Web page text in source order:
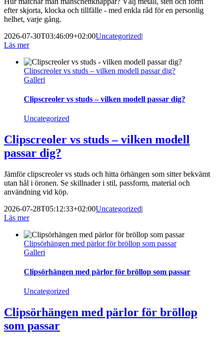
efter skjorta, klocka och tillfälle - med enkla råd för en personlig
helhet, varje gång.
2026-07-30T03:46:09+02:00Uncategorized|
Läs mer
Clipscreoler vs studs – vilken modell passar dig?
Galleri
Clipscreoler vs studs – vilken modell passar dig?
Uncategorized
Clipscreoler vs studs – vilken modell
passar dig?
Jämför clipscreoler vs studs och hitta örhängen som sitter bekvämt
utan hål i öronen. Se skillnader i stil, passform, material och
användning vid köp.
2026-07-28T05:12:33+02:00Uncategorized|
Läs mer
Clipsörhängen med pärlor för bröllop som passar
Galleri
Clipsörhängen med pärlor för bröllop som passar
Uncategorized
Clipsörhängen med pärlor för bröllop
som passar